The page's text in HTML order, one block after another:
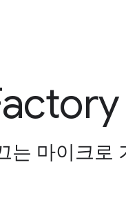
는 마이크로